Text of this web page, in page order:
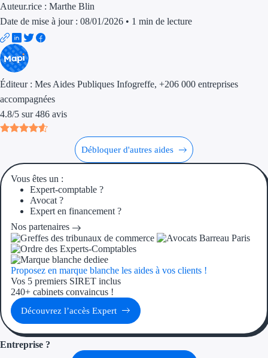
Aides Région
Régions de I à P
Aides Région Île-
Outre-mer
Auteur.rice : Marthe Blin
Date de mise à jour : 08/01/2026 • 1 min de lecture
Éditeur : Mes Aides Publiques Infogreffe, +206 000 entreprises
accompagnées
4.8/5 sur 486 avis
Débloquer d'autres aides
Vous êtes un :
Expert-comptable ?
Avocat ?
Expert en financement ?
Nos partenaires
Proposez en marque blanche les aides à vos clients !
Vos 5 premiers SIRET inclus
240+ cabinets convaincus !
Découvrez l’accès Expert
Entreprise ?